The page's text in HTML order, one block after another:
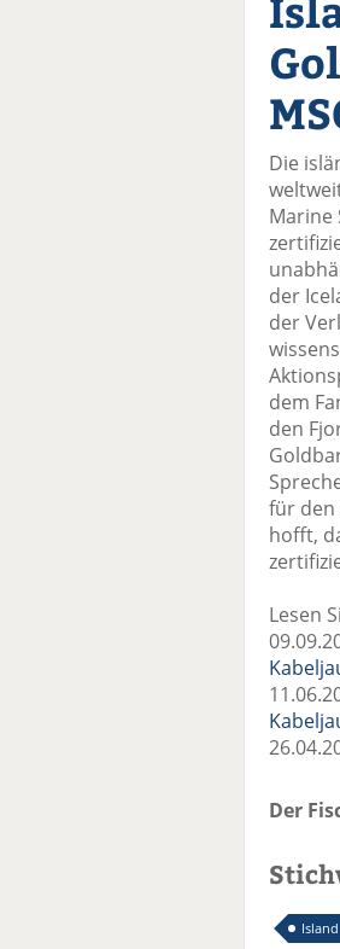
Die
Marine
der
der
dem
den
für den
hofft,
Lesen
Der
Island